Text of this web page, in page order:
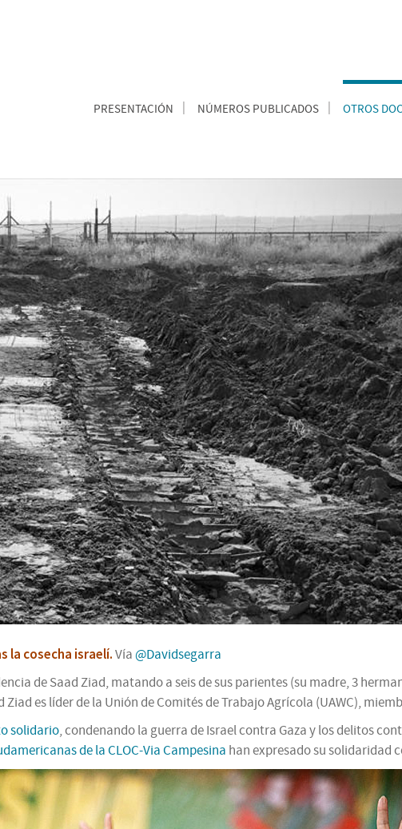
PRESENTACIÓN NÚMEROS PUBLICADOS OTROS
la cosecha israelí.Vía@Davidsegarra
de Saad Ziad, matando a seis de sus parientes (su madre, 3
es líder de la Unión de Comités de Trabajo Agrícola (UAWC),
solidario, condenando la guerra de Israel contra Gaza y los delitos
de la CLOC-Via Campesina han expresado su solidaridad